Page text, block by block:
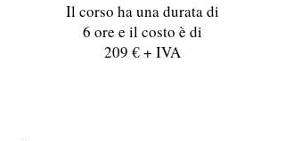
Il corso ha una durata di
6 ore e il costo è di
209 € + IVA